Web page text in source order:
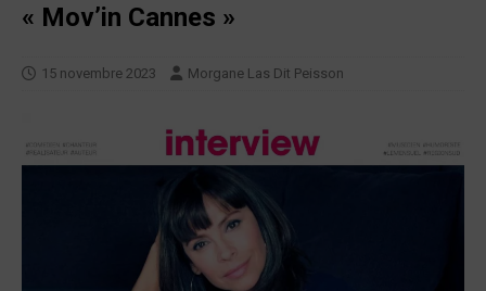
« Mov’in Cannes »
15 novembre 2023 Morgane Las Dit Peisson